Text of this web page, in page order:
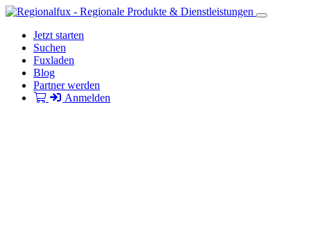
Jetzt starten
Suchen
Fuxladen
Blog
Partner werden
Anmelden